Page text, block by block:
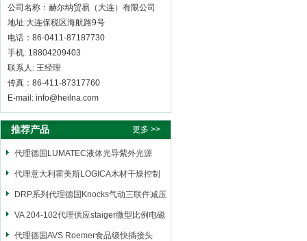
公司名称：赫尔纳贸易（大连）有限公司
地址:大连保税区海航路9号
电话：86-0411-87187730
手机: 18804209403
联系人: 王经理
传真：86-411-87317760
E-mail: info@heilna.com
推荐产品 更多 >>
代理德国LUMATEC液体光导紫外光源
代理意大利霍美斯LOGICA木材干燥控制
仪
DRP系列代理德国Knocks气动三联件减压
阀
VA 204-102代理供应staiger微型比例电磁
阀
代理德国AVS Roemer食品级快插接头